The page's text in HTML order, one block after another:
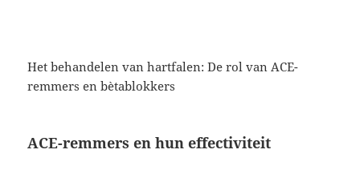
Het behandelen van hartfalen: De rol van ACE-
remmers en bètablokkers
ACE-remmers en hun effectiviteit